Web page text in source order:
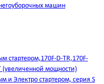
машин
стартером,170F-D-TR,170F-
(увеличенной мощности)
и Электро стартером, серия S